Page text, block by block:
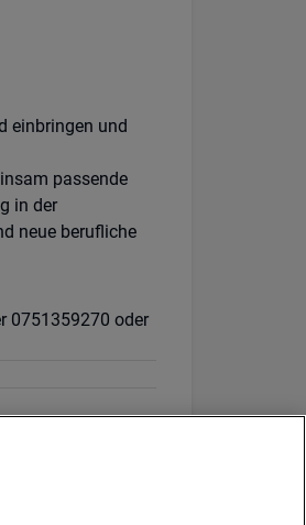
einbringen und
passende
in der
neue berufliche
0751359270 oder